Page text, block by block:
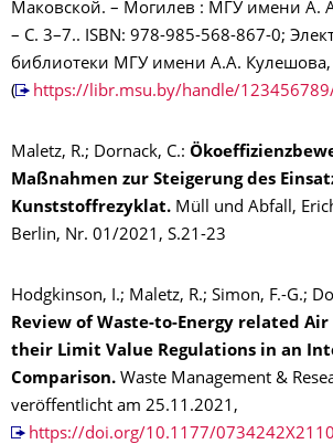
Маковской. – Могилев : МГУ имени А.
– С. 3–7.. ISBN: 978-985-568-867-0;
библиотеки МГУ имени А.А. Кулешова,
(
https://libr.msu.by/handle/
Maletz, R.; Dornack, C.:
Maßnahmen zur Steigerung des
Kunststoffrezyklat. Müll und Abfall,
Berlin, Nr. 01/2021, S.21-23
Hodgkinson, I.; Maletz, R.; Simon, F.-G.;
Review of Waste-to-Energy related
their Limit Value Regulations in an
Comparison. Waste Management &
veröffentlicht am 25.11.2021,
https://doi.org/10.1177/